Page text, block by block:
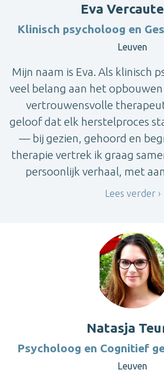
Eva
Klinisch psycholoog en
Leuven
Mijn naam is Eva. Als klinisch
veel belang aan het
vertrouwensvolle
geloof dat elk herstelproces
— bij gezien, gehoord en
therapie vertrek ik graag
persoonlijk verhaal, met
Lees verder
Natasja
Psycholoog en Cognitief
Leuven